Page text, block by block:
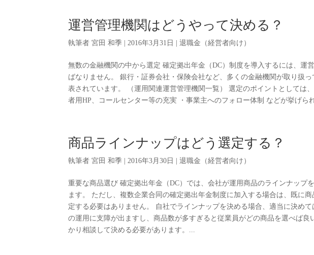
運営管理機関はどうやって決める？
執筆者宮田 和季 |2016年3月31日 |退職金（経営者向け）
無数の金融機関の中から選定 確定拠出年金（DC）制度を導入するには、運
ばなりません。 銀行・証券会社・保険会社など、多くの金融機関が取り扱
表されています。 （運用関連運営管理機関一覧） 選定のポイントとしては
者用HP、コールセンター等の充実 ・事業主へのフォロー体制 などが挙げら
商品ラインナップはどう選定する？
執筆者宮田 和季 |2016年3月30日 |退職金（経営者向け）
重要な商品選び 確定拠出年金（DC）では、会社が運用商品のラインナップ
ます。 ただし、複数企業合同の確定拠出年金制度に加入する場合は、既に
定する必要はありません。 自社でラインナップを決める場合、適当に決め
の運用に支障が出ますし、商品数が多すぎると従業員がどの商品を選べば
かり相談して決める必要があります。...